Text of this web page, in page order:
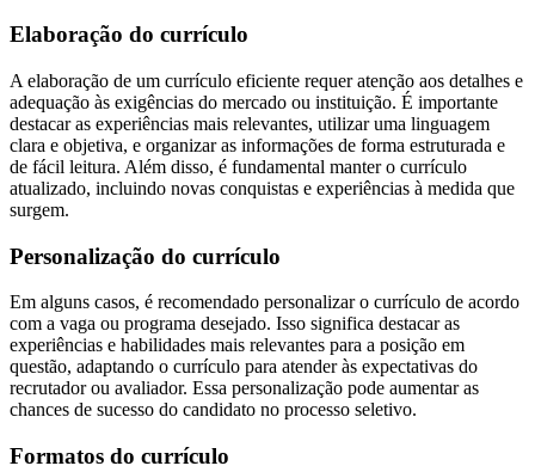
Elaboração do currículo
A elaboração de um currículo eficiente requer atenção aos detalhes e
adequação às exigências do mercado ou instituição. É importante
destacar as experiências mais relevantes, utilizar uma linguagem
clara e objetiva, e organizar as informações de forma estruturada e
de fácil leitura. Além disso, é fundamental manter o currículo
atualizado, incluindo novas conquistas e experiências à medida que
surgem.
Personalização do currículo
Em alguns casos, é recomendado personalizar o currículo de acordo
com a vaga ou programa desejado. Isso significa destacar as
experiências e habilidades mais relevantes para a posição em
questão, adaptando o currículo para atender às expectativas do
recrutador ou avaliador. Essa personalização pode aumentar as
chances de sucesso do candidato no processo seletivo.
Formatos do currículo